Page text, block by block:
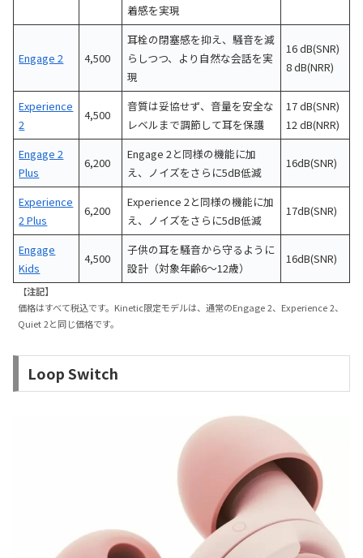
着感を実現
Engage 2 4,500
耳栓の閉塞感を抑え、騒音を減
らしつつ、より自然な会話を実
現
16 dB(SNR)
8 dB(NRR)
Experience
2
4,500
音質は妥協せず、音量を安全な
レベルまで調節して耳を保護
17 dB(SNR)
12 dB(NRR)
Engage 2
Plus
6,200
Engage 2と同様の機能に加
え、ノイズをさらに5dB低減
16dB(SNR)
Experience
2 Plus
6,200
Experience 2と同様の機能に加
え、ノイズをさらに5dB低減
17dB(SNR)
Engage
Kids
4,500
子供の耳を騒音から守るように
設計（対象年齢6〜12歳）
16dB(SNR)
【注記】
価格はすべて税込です。Kinetic限定モデルは、通常のEngage 2、Experience 2、
Quiet 2と同じ価格です。
Loop Switch